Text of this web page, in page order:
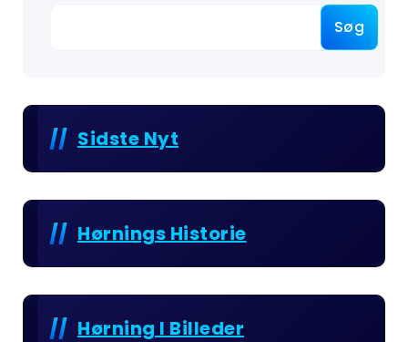
Søg
Sidste Nyt
Hørnings Historie
Hørning I Billeder